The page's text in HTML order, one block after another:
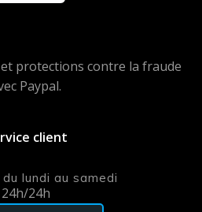
protections contre la fraude
Paypal.
client
lundi au samedi
24h/24h